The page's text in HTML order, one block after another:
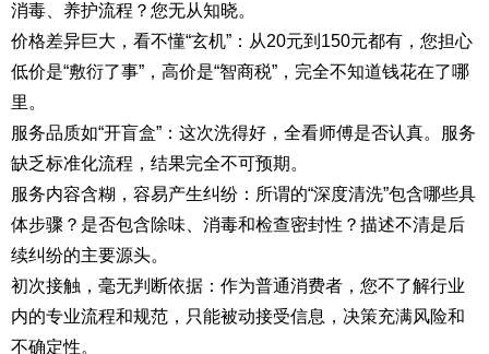
消毒、养护流程？您无从知晓。
价格差异巨大，看不懂“玄机”：从20元到150元都有，您担心
低价是“敷衍了事”，高价是“智商税”，完全不知道钱花在了哪
里。
服务品质如“开盲盒”：这次洗得好，全看师傅是否认真。服务
缺乏标准化流程，结果完全不可预期。
服务内容含糊，容易产生纠纷：所谓的“深度清洗”包含哪些具
体步骤？是否包含除味、消毒和检查密封性？描述不清是后
续纠纷的主要源头。
初次接触，毫无判断依据：作为普通消费者，您不了解行业
内的专业流程和规范，只能被动接受信息，决策充满风险和
不确定性。